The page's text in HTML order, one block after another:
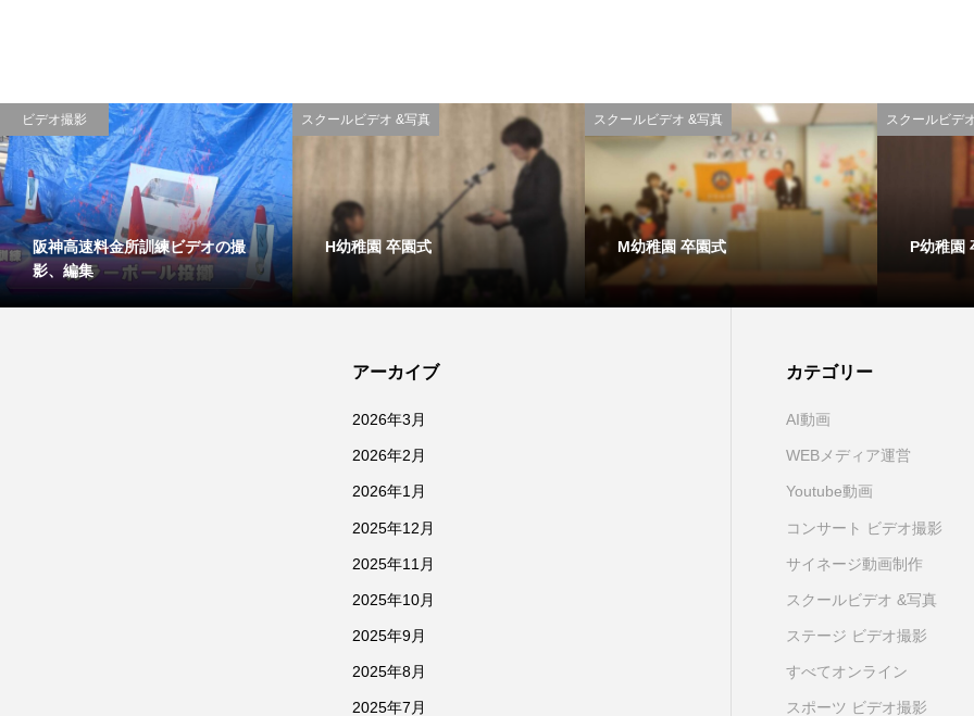
ビデオ撮影
阪神高速料金所訓練ビデオの撮
影、編集
スクールビデオ &写真
H幼稚園 卒園式
スクールビデオ &写真
M幼稚園 卒園式
スクールビデ
P幼稚園
アーカイブ
2026年3月
2026年2月
2026年1月
2025年12月
2025年11月
2025年10月
2025年9月
2025年8月
2025年7月
カテゴリー
AI動画
WEBメディア運営
Youtube動画
コンサート ビデオ撮影
サイネージ動画制作
スクールビデオ &写真
ステージ ビデオ撮影
すべてオンライン
スポーツ ビデオ撮影